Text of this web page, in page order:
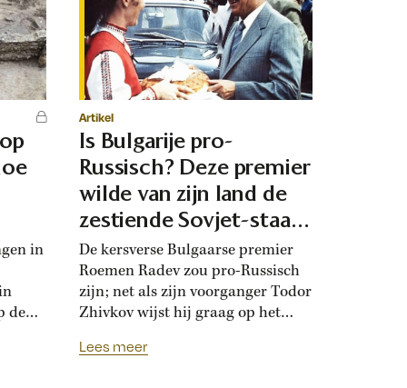
in
de
Artikel
Is Bulgarije pro-
Russisch? Deze premier
wilde van zijn land de
zestiende Sovjet-staat
maken
De kersverse Bulgaarse premier
Roemen Radev zou pro-Russisch
zijn; net als zijn voorganger Todor
Zhivkov wijst hij graag op het
1878. Die vroegere premier was zo
Lees meer